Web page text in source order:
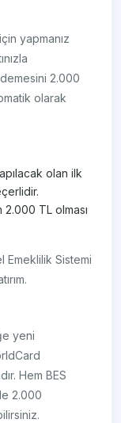
yapmanız
2.000
olarak
olan ilk
2.000 TL olması
Emeklilik Sistemi
yeni
Hem BES
2.000